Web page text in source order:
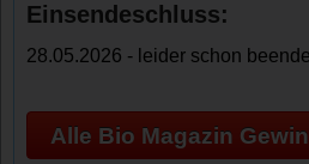
Einsendeschluss:
28.05.2026 - leider schon
Alle Bio Magazin